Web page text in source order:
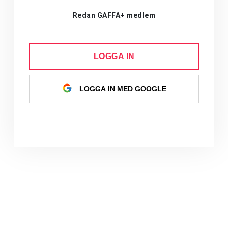
Redan GAFFA+ medlem
LOGGA IN
LOGGA IN MED GOOGLE